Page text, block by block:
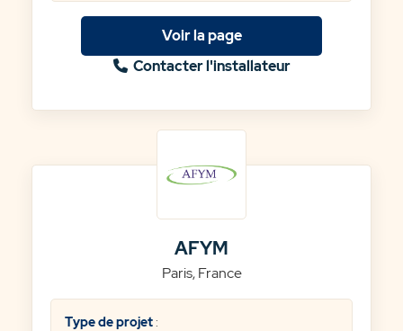
Voir la page
Contacter l'installateur
AFYM
Paris, France
Type de projet: